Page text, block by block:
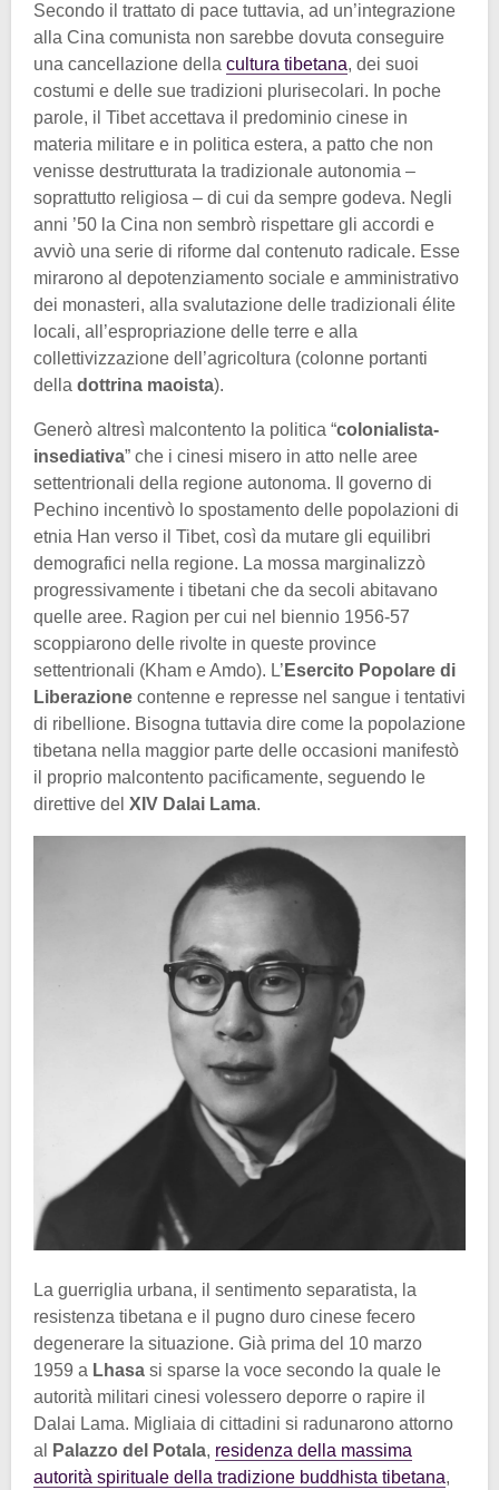
Secondo il trattato di pace tuttavia, ad un’integrazione
alla Cina comunista non sarebbe dovuta conseguire
una cancellazione della cultura tibetana, dei suoi
costumi e delle sue tradizioni plurisecolari. In poche
parole, il Tibet accettava il predominio cinese in
materia militare e in politica estera, a patto che non
venisse destrutturata la tradizionale autonomia –
soprattutto religiosa – di cui da sempre godeva. Negli
anni ’50 la Cina non sembrò rispettare gli accordi e
avviò una serie di riforme dal contenuto radicale. Esse
mirarono al depotenziamento sociale e amministrativo
dei monasteri, alla svalutazione delle tradizionali élite
locali, all’espropriazione delle terre e alla
collettivizzazione dell’agricoltura (colonne portanti
della dottrina maoista).
Generò altresì malcontento la politica “colonialista-
insediativa” che i cinesi misero in atto nelle aree
settentrionali della regione autonoma. Il governo di
Pechino incentivò lo spostamento delle popolazioni di
etnia Han verso il Tibet, così da mutare gli equilibri
demografici nella regione. La mossa marginalizzò
progressivamente i tibetani che da secoli abitavano
quelle aree. Ragion per cui nel biennio 1956-57
scoppiarono delle rivolte in queste province
settentrionali (Kham e Amdo). L’ Esercito Popolare di
Liberazione contenne e represse nel sangue i tentativi
di ribellione. Bisogna tuttavia dire come la popolazione
tibetana nella maggior parte delle occasioni manifestò
il proprio malcontento pacificamente, seguendo le
direttive del XIV Dalai Lama.
La guerriglia urbana, il sentimento separatista, la
resistenza tibetana e il pugno duro cinese fecero
degenerare la situazione. Già prima del 10 marzo
1959 a Lhasa si sparse la voce secondo la quale le
autorità militari cinesi volessero deporre o rapire il
Dalai Lama. Migliaia di cittadini si radunarono attorno
al
Palazzo del Potala, residenza della massima
autorità spirituale della tradizione buddhista tibetana,